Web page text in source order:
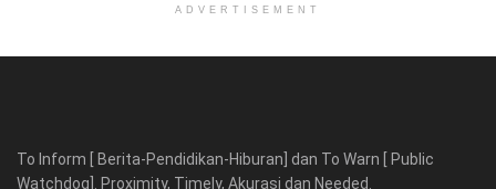
ADVERTISEMENT
To Inform [ Berita-Pendidikan-Hiburan] dan To Warn [ Public
Watchdog]. Proximity, Timely, Akurasi dan Needed.